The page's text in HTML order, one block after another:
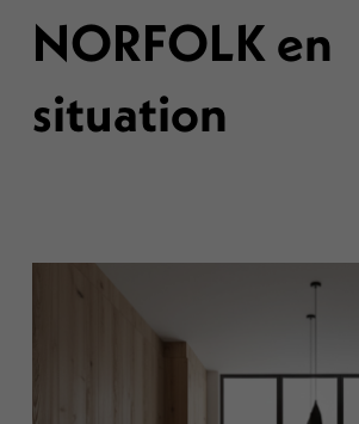
NORFOLK en
situation